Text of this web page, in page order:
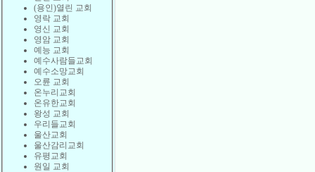
(용인)열린 교회
영락 교회
영신 교회
영암 교회
예능 교회
예수사람들교회
예수소망교회
오륜 교회
온누리교회
온유한교회
왕성 교회
우리들교회
울산교회
울산감리교회
유평교회
원일 교회